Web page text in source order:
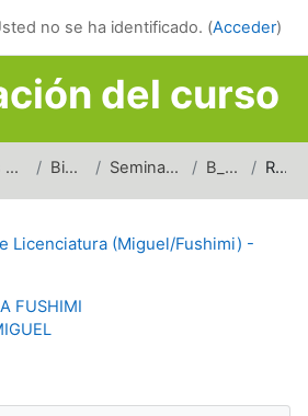
no se ha identificado. (Acceder)
del curso
Cursos de carreras de grado Bibliotecología Seminarios y Talleres (Bibl) B_SGTP_2025 Resumen
Licenciatura (Miguel/Fushimi) -
FUSHIMI